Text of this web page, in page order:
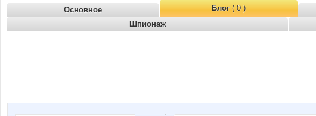
Основное Блог( 0 )
Шпионаж